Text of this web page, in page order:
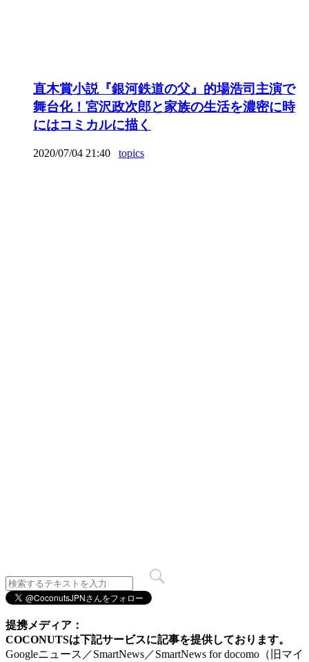
直木賞小説『銀河鉄道の父』的場浩司主演で
舞台化！宮沢政次郎と家族の生活を濃密に時
にはコミカルに描く
2020/07/04 21:40 topics
提携メディア：
COCONUTSは下記サービスに記事を提供しております。
Googleニュース／SmartNews／SmartNews for docomo（旧マイ